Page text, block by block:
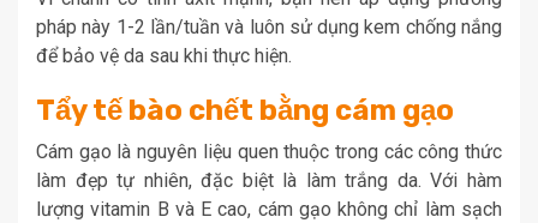
pháp này 1-2 lần/tuần và luôn sử dụng kem chống nắng
để bảo vệ da sau khi thực hiện.
Tẩy tế bào chết bằng cám gạo
Cám gạo là nguyên liệu quen thuộc trong các công thức
làm đẹp tự nhiên, đặc biệt là làm trắng da. Với hàm
lượng vitamin B và E cao, cám gạo không chỉ làm sạch